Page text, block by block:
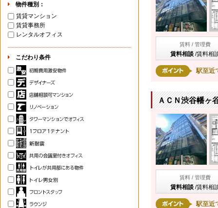
賃料 / 管理費
賃料相談 /賃料相
駅至近
ＡＣＮ渋谷幡ヶ
賃料 / 管理費
賃料相談 /賃料相
駅至近
物件種別：
賃貸マンション
賃貸事務所
レンタルオフィス
こだわり条件